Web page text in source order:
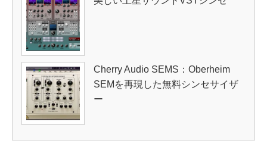
Cherry Audio SEMS：Oberheim
SEMを再現した無料シンセサイザ
ー